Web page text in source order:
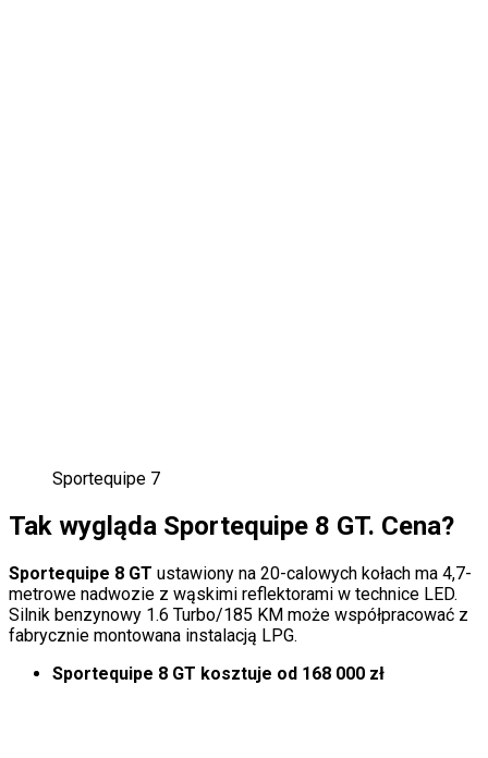
Sportequipe 7
Tak wygląda Sportequipe 8 GT. Cena?
Sportequipe 8 GT ustawiony na 20-calowych kołach ma 4,7-
metrowe nadwozie z wąskimi reflektorami w technice LED.
Silnik benzynowy 1.6 Turbo/185 KM może współpracować z
fabrycznie montowana instalacją LPG.
Sportequipe 8 GT kosztuje od 168 000 zł